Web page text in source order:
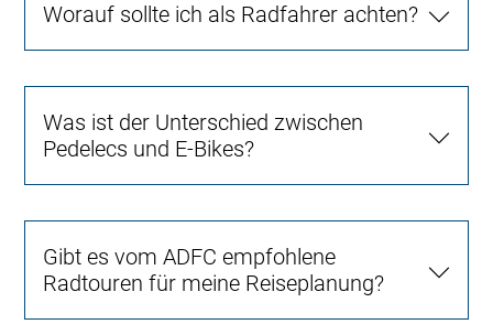
Worauf sollte ich als Radfahrer achten?
Was ist der Unterschied zwischen
Pedelecs und E-Bikes?
Gibt es vom ADFC empfohlene
Radtouren für meine Reiseplanung?